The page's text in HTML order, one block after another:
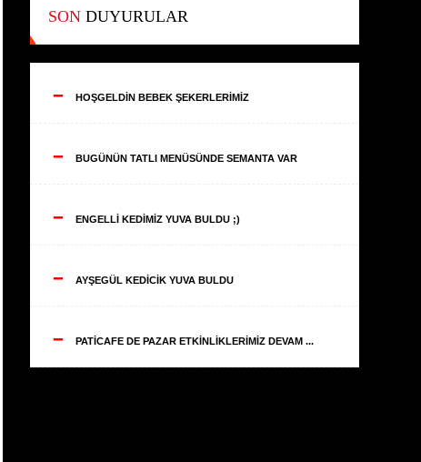
SONDUYURULAR
-- HOŞGELDİN BEBEK ŞEKERLERİMİZ
-- BUGÜNÜN TATLI MENÜSÜNDE SEMANTA VAR
-- ENGELLİ KEDİMİZ YUVA BULDU ;)
-- AYŞEGÜL KEDİCİK YUVA BULDU
-- PATİCAFE DE PAZAR ETKİNLİKLERİMİZ DEVAM ...